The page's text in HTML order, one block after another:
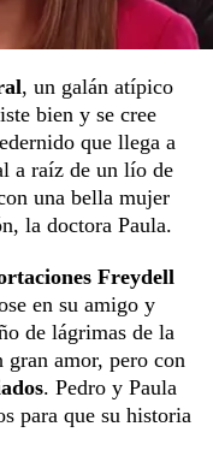
, un galán atípico
bien y se cree
que llega a
a raíz de un lío de
una bella mujer
la doctora Paula.
Freydell
en su amigo y
de lágrimas de la
amor, pero con
. Pedro y Paula
para que su historia